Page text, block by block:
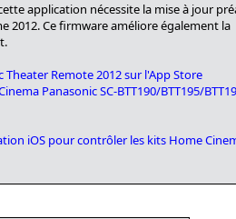
application nécessite la mise à jour
2012. Ce firmware améliore également la
Remote 2012 sur l'App Store
Panasonic SC-BTT190/BTT195/
iOS pour contrôler les kits Home